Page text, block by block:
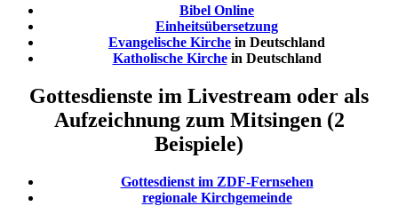
Bibel Online
Einheitsübersetzung
Evangelische Kirche in Deutschland
Katholische Kirchein Deutschland
Gottesdienste im Livestream oder als
Aufzeichnung zum Mitsingen (2
Beispiele)
Gottesdienst im ZDF-Fernsehen
regionale Kirchgemeinde